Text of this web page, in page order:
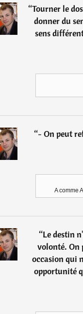
“Tourner le
donner du
sens
“- On peut
A comme
“Le destin
volonté. On
occasion qui
opportunité